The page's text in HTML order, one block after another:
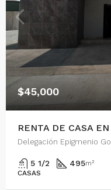
$45,000
5 1/2 495m²
CASAS